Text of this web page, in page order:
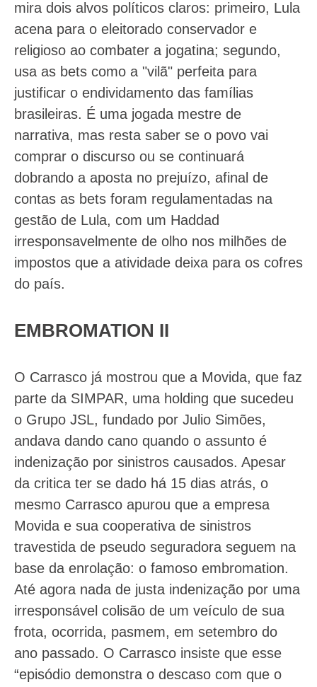
mira dois alvos políticos claros: primeiro, Lula
acena para o eleitorado conservador e
religioso ao combater a jogatina; segundo,
usa as bets como a "vilã" perfeita para
justificar o endividamento das famílias
brasileiras. É uma jogada mestre de
narrativa, mas resta saber se o povo vai
comprar o discurso ou se continuará
dobrando a aposta no prejuízo, afinal de
contas as bets foram regulamentadas na
gestão de Lula, com um Haddad
irresponsavelmente de olho nos milhões de
impostos que a atividade deixa para os cofres
do país.
EMBROMATION II
O Carrasco já mostrou que a Movida, que faz
parte da SIMPAR, uma holding que sucedeu
o Grupo JSL, fundado por Julio Simões,
andava dando cano quando o assunto é
indenização por sinistros causados. Apesar
da critica ter se dado há 15 dias atrás, o
mesmo Carrasco apurou que a empresa
Movida e sua cooperativa de sinistros
travestida de pseudo seguradora seguem na
base da enrolação: o famoso embromation.
Até agora nada de justa indenização por uma
irresponsável colisão de um veículo de sua
frota, ocorrida, pasmem, em setembro do
ano passado. O Carrasco insiste que esse
“episódio demonstra o descaso com que o